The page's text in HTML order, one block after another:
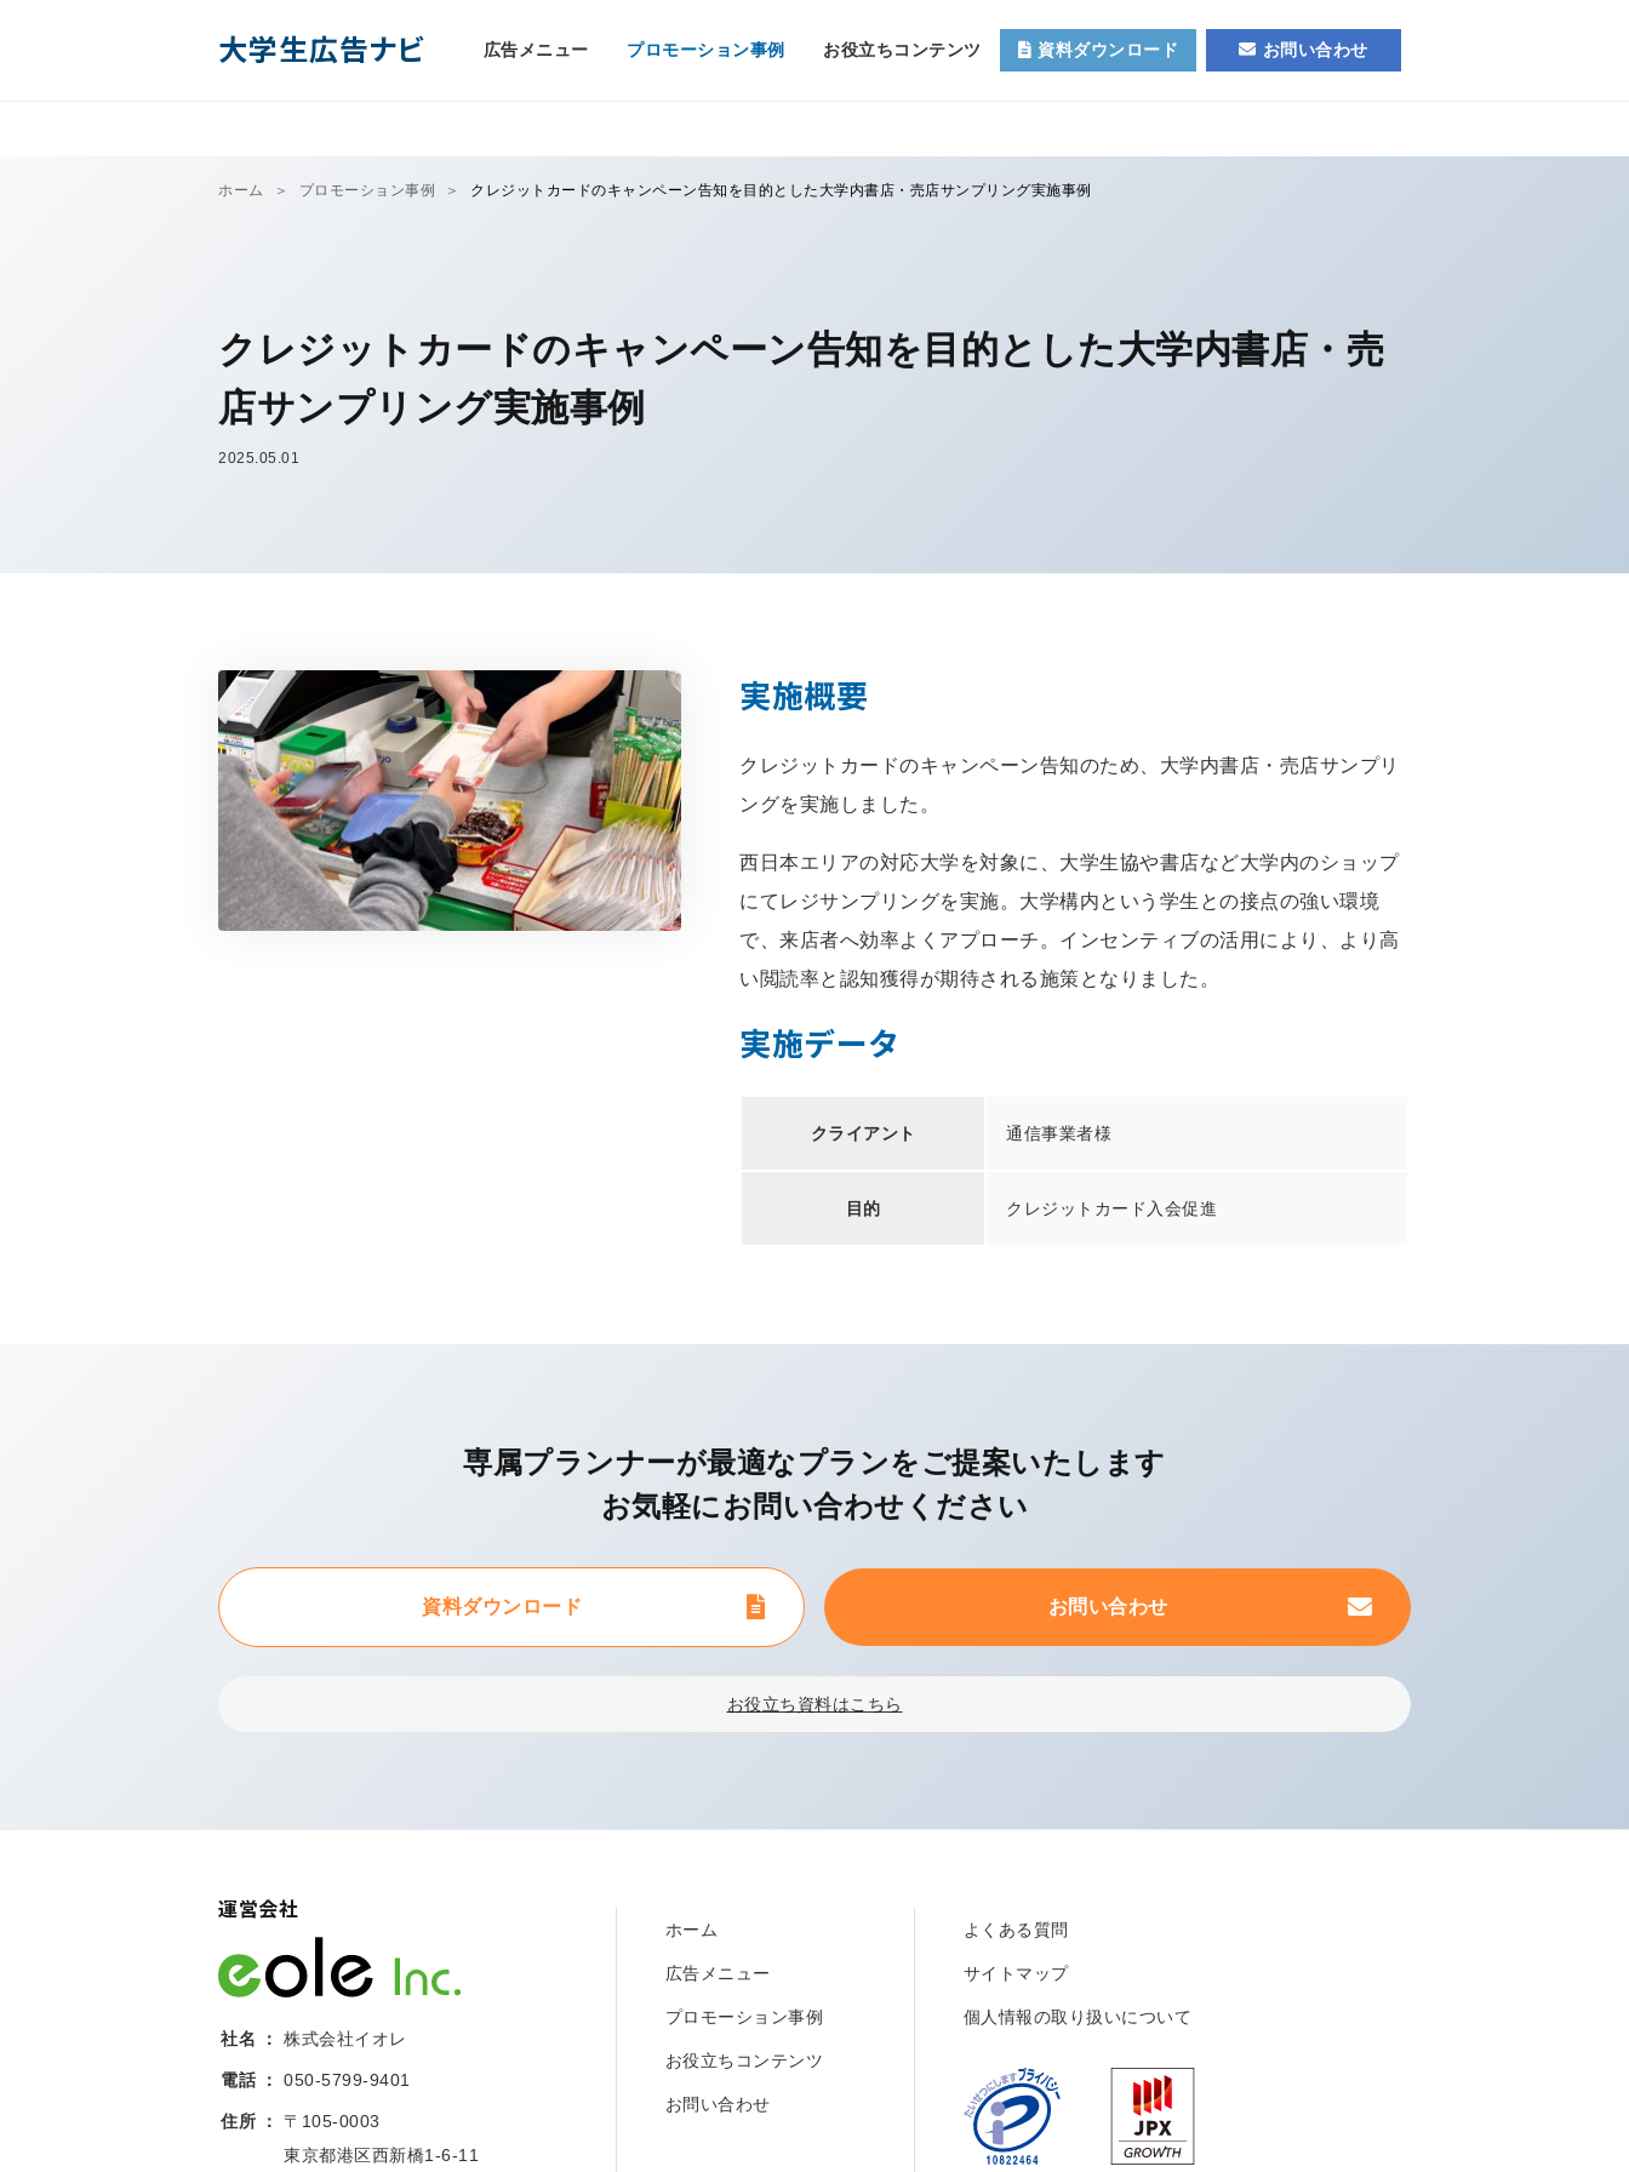
大学生広告ナビ 広告メニュー プロモーション事例 お役立ちコンテンツ 資料ダウンロード お問い合わせ
ホーム プロモーション事例 クレジットカードのキャンペーン告知を目的とした大学内書店・売店サンプリング実施事例
クレジットカードのキャンペーン告知を目的とした大学内書店・売
店サンプリング実施事例
2025.05.01
実施概要
クレジットカードのキャンペーン告知のため、大学内書店・売店サンプリ
ングを実施しました。
西日本エリアの対応大学を対象に、大学生協や書店など大学内のショップ
にてレジサンプリングを実施。大学構内という学生との接点の強い環境
で、来店者へ効率よくアプローチ。インセンティブの活用により、より高
い閲読率と認知獲得が期待される施策となりました。
実施データ
クライアント 通信事業者様
目的 クレジットカード入会促進
専属プランナーが最適なプランをご提案いたします
お気軽にお問い合わせください
資料ダウンロード お問い合わせ
お役立ち資料はこちら
運営会社
社名 株式会社イオレ
電話 050-5799-9401
住所
〒105-0003
東京都港区西新橋1-6-11
ホーム
広告メニュー
プロモーション事例
お役立ちコンテンツ
お問い合わせ
よくある質問
サイトマップ
個人情報の取り扱いについて